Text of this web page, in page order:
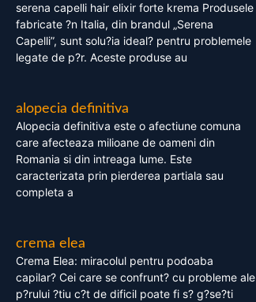
serena capelli hair elixir forte krema Produsele
fabricate ?n Italia, din brandul „Serena
Capelli”, sunt solu?ia ideal? pentru problemele
legate de p?r. Aceste produse au
alopecia definitiva
Alopecia definitiva este o afectiune comuna
care afecteaza milioane de oameni din
Romania si din intreaga lume. Este
caracterizata prin pierderea partiala sau
completa a
crema elea
Crema Elea: miracolul pentru podoaba
capilar? Cei care se confrunt? cu probleme ale
p?rului ?tiu c?t de dificil poate fi s? g?se?ti